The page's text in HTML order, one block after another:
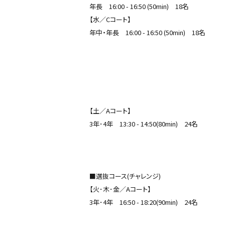
年長 16:00 - 16:50 (50min) 18名
【水／Cコート】
年中・年長 16:00 - 16:50 (50min) 18名
【土／Aコート】
3年･4年 13:30 - 14:50(80min) 24名
■選抜コース(チャレンジ)
【火･木･金／Aコート】
3年･4年 16:50 - 18:20(90min) 24名